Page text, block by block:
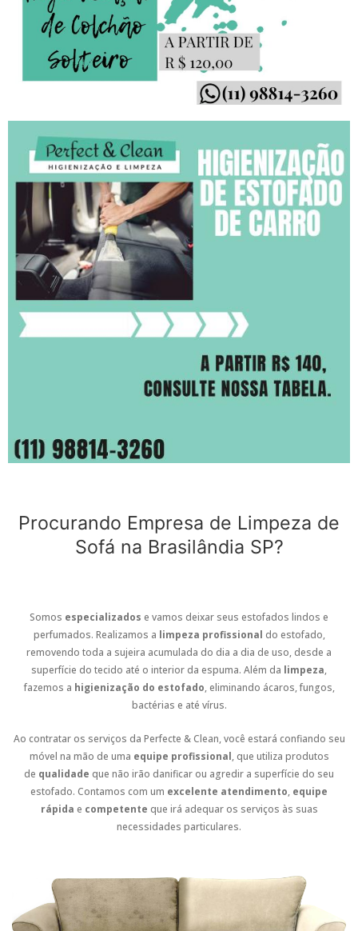
Procurando Empresa de Limpeza de
Sofá na Brasilândia SP?
Somos especializados e vamos deixar seus estofados lindos e
perfumados. Realizamos a limpeza profissional do estofado,
removendo toda a sujeira acumulada do dia a dia de uso, desde a
superfície do tecido até o interior da espuma. Além da limpeza,
fazemos a higienização do estofado, eliminando ácaros, fungos,
bactérias e até vírus.
Ao contratar os serviços da Perfecte & Clean, você estará confiando seu
móvel na mão de uma equipe profissional, que utiliza produtos
de qualidade que não irão danificar ou agredir a superfície do seu
estofado. Contamos com um excelente atendimento, equipe
rápida e competente que irá adequar os serviços às suas
necessidades particulares.